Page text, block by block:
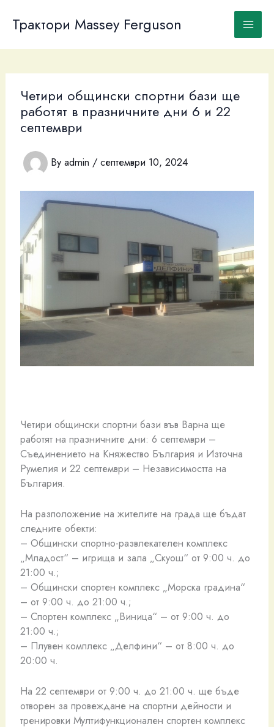
content
Трактори Massey Ferguson
Четири общински спортни бази ще
работят в празничните дни 6 и 22
септември
By admin / септември 10, 2024
Четири общински спортни бази във Варна ще
работят на празничните дни: 6 септември –
Съединението на Княжество България и Източна
Румелия и 22 септември – Независимостта на
България.
На разположение на жителите на града ще бъдат
следните обекти:
– Общински спортно-развлекателен комплекс
„Младост“ – игрища и зала „Скуош“ от 9:00 ч. до
21:00 ч.;
– Общински спортен комплекс „Морска градина“
– от 9:00 ч. до 21:00 ч.;
– Спортен комплекс „Виница“ – от 9:00 ч. до
21:00 ч.;
– Плувен комплекс „Делфини“ – от 8:00 ч. до
20:00 ч.
На 22 септември от 9:00 ч. до 21:00 ч. ще бъде
отворен за провеждане на спортни дейности и
тренировки Мултифункционален спортен комплекс